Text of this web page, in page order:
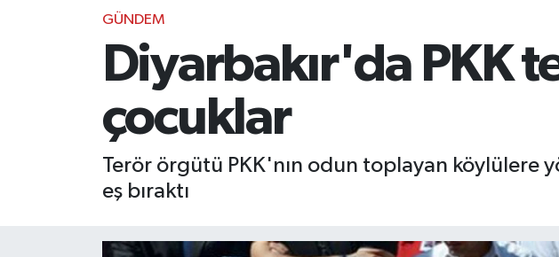
GÜNDEM
Diyarbakır'da PKK
çocuklar
Terör örgütü PKK'nın odun toplayan köylülere
eş bıraktı
İstanbul Namaz Vakitleri
İstanbul Trafik Yoğunluk Haritası
Süper Lig Puan Durumu ve Fikstür
Tüm Manşetler
Son Dakika Haberleri